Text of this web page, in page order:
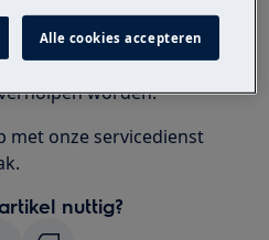
nog niet
vermoedelijk het
staan. Dit kan door
worden.
met onze servicedienst
nuttig?
Alle cookies accepteren